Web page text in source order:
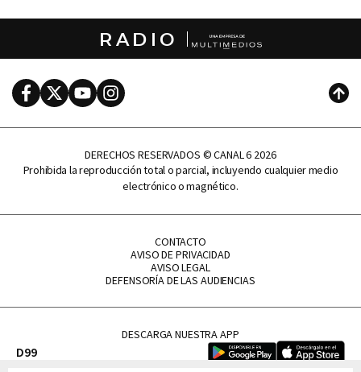
RADIO
FacebookTwitterYoutubeInstagram
DERECHOS RESERVADOS © CANAL 6 2026
Prohibida la reproducción total o parcial, incluyendo cualquier medio
electrónico o magnético.
CONTACTO
AVISO DE PRIVACIDAD
AVISO LEGAL
DEFENSORÍA DE LAS AUDIENCIAS
DESCARGA NUESTRA APP
D99